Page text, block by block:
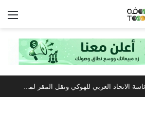
سلطنة عُمان تفوز برئاسة الاتحاد العربي للهوكي ونقل المقر لمسقط